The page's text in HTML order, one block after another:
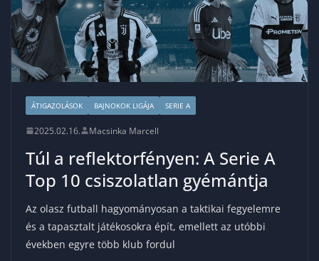
ÁTIGAZOLÁSOK BAJNOKOK LIGÁJA SERIE A
2025.02.16. Macsinka Marcell
Túl a reflektorfényen: A Serie A
Top 10 csiszolatlan gyémántja
Az olasz futball hagyományosan a taktikai fegyelemre
és a tapasztalt játékosokra épít, emellett az utóbbi
években egyre több klub fordul